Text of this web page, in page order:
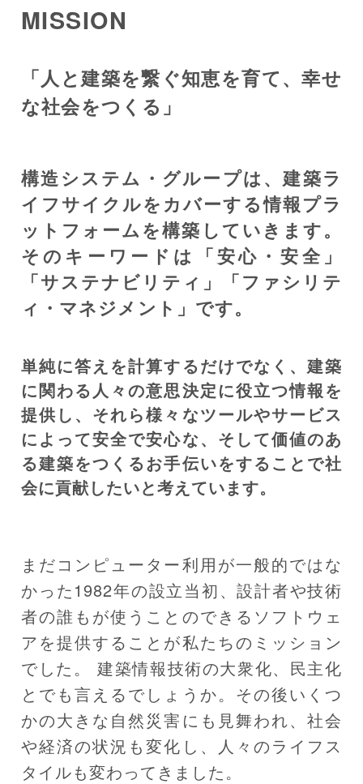
MISSION
「人と建築を繋ぐ知恵を育て、幸せ
な社会をつくる」
構造システム・グループは、建築ラ
イフサイクルをカバーする情報プラ
ットフォームを構築していきます。
そのキーワードは「安心・安全」
「サステナビリティ」「ファシリテ
ィ・マネジメント」です。
単純に答えを計算するだけでなく、建築
に関わる人々の意思決定に役立つ情報を
提供し、それら様々なツールやサービス
によって安全で安心な、そして価値のあ
る建築をつくるお手伝いをすることで社
会に貢献したいと考えています。
まだコンピューター利用が一般的ではな
かった1982年の設立当初、設計者や技術
者の誰もが使うことのできるソフトウェ
アを提供することが私たちのミッション
でした。 建築情報技術の大衆化、民主化
とでも言えるでしょうか。その後いくつ
かの大きな自然災害にも見舞われ、社会
や経済の状況も変化し、人々のライフス
タイルも変わってきました。